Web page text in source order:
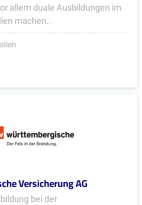
allem duale Ausbildungen im
machen..
Versicherung AG
bei der